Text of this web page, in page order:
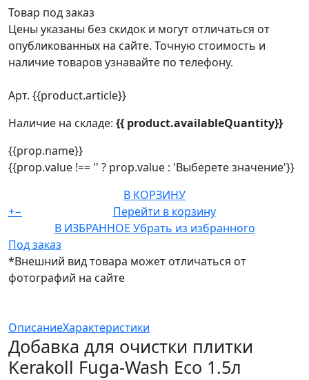
Товар под заказ
Цены указаны без скидок и могут отличаться от
опубликованных на сайте. Точную стоимость и
наличие товаров узнавайте по телефону.
Арт. {{product.article}}
Наличие на складе: {{ product.availableQuantity}}
{{prop.name}}
{{prop.value !== '' ? prop.value : 'Выберете значение'}}
В КОРЗИНУ
+−
Перейти в корзину
В ИЗБРАННОЕ Убрать из избранного
Под заказ
*Внешний вид товара может отличаться от
фотографий на сайте
ОписаниеХарактеристики
Добавка для очистки плитки
Kerakoll Fuga-Wash Eco 1.5л